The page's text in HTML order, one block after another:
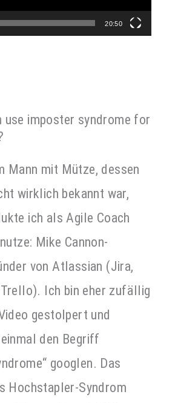
20:50
use imposter syndrome for
Mann mit Mütze, dessen
wirklich bekannt war,
ich als Agile Coach
Mike Cannon-
von Atlassian (Jira,
Ich bin eher zufällig
gestolpert und
den Begriff
googlen. Das
Hochstapler-Syndrom